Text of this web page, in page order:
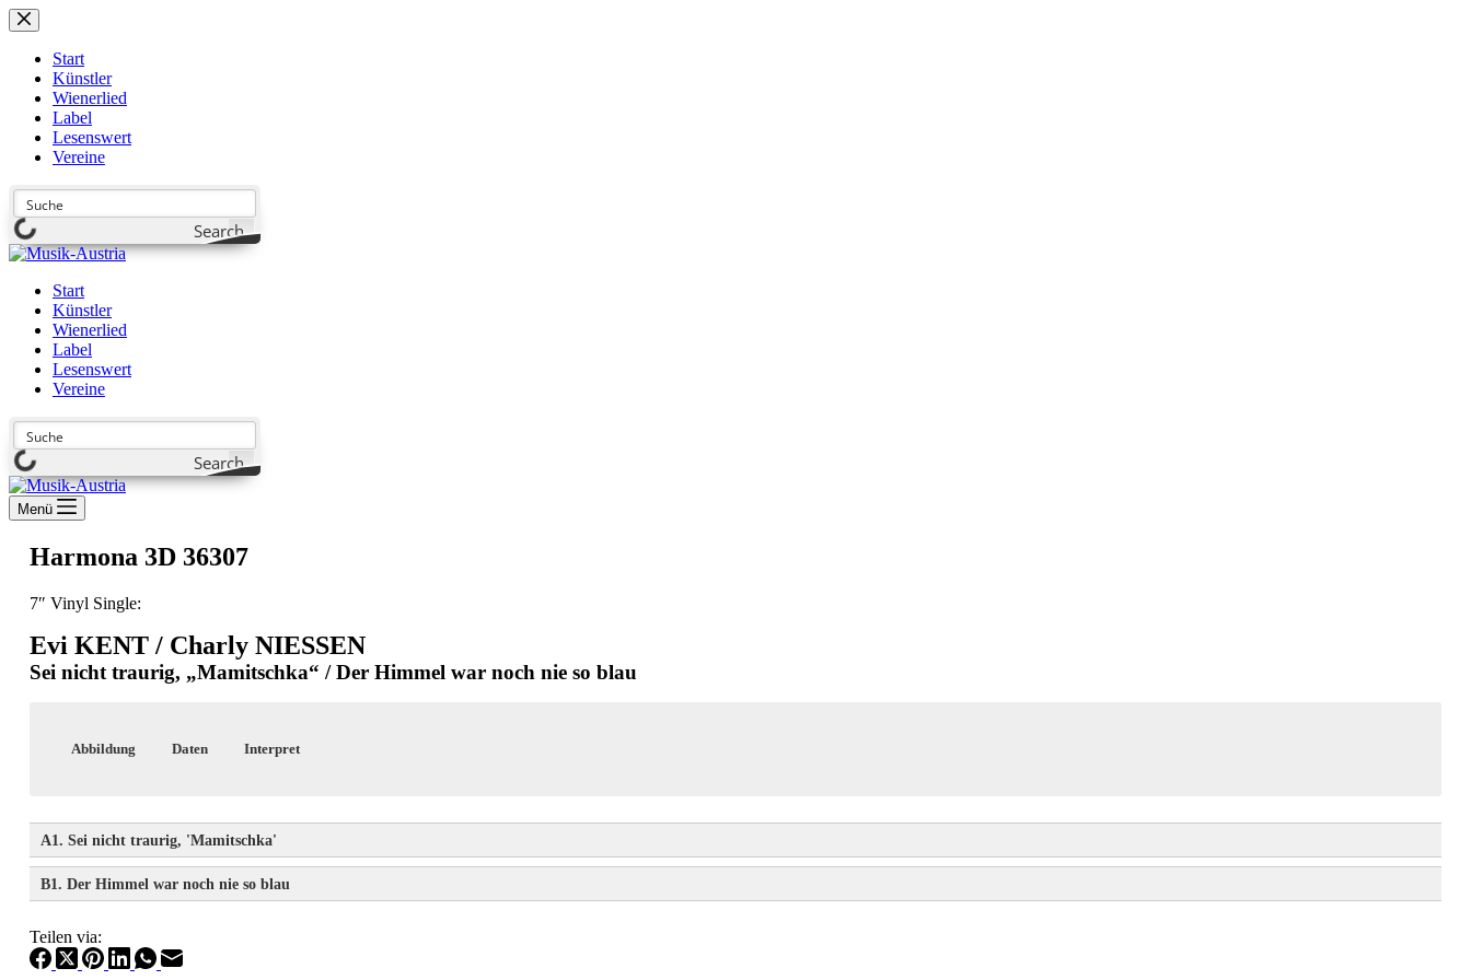
Zum
Inhalt
springenStart
Künstler
Wienerlied
Label
Lesenswert
Vereine
Search
Start
Künstler
Wienerlied
Label
Lesenswert
Vereine
Search
Menü
Harmona 3D 36307
7″ Vinyl Single:
Evi KENT / Charly NIESSEN
Sei nicht traurig, „Mamitschka“ / Der Himmel war noch nie so blau
Abbildung Daten Interpret
A1. Sei nicht traurig, 'Mamitschka'
Hörprobe Interpret Autor Film
Evi Kent
Norbert Schulze / Balz
aus dem Film „Mamitschka“
B1. Der Himmel war noch nie so blau
Hörprobe Interpret
Teilen via: